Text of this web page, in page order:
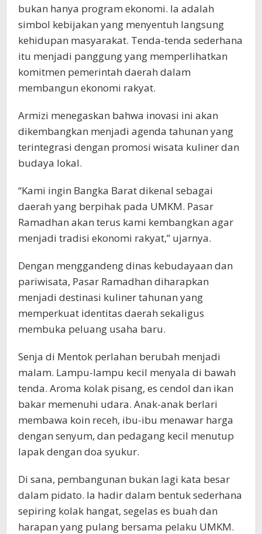
bukan hanya program ekonomi. Ia adalah
simbol kebijakan yang menyentuh langsung
kehidupan masyarakat. Tenda-tenda sederhana
itu menjadi panggung yang memperlihatkan
komitmen pemerintah daerah dalam
membangun ekonomi rakyat.
Armizi menegaskan bahwa inovasi ini akan
dikembangkan menjadi agenda tahunan yang
terintegrasi dengan promosi wisata kuliner dan
budaya lokal.
“Kami ingin Bangka Barat dikenal sebagai
daerah yang berpihak pada UMKM. Pasar
Ramadhan akan terus kami kembangkan agar
menjadi tradisi ekonomi rakyat,” ujarnya.
Dengan menggandeng dinas kebudayaan dan
pariwisata, Pasar Ramadhan diharapkan
menjadi destinasi kuliner tahunan yang
memperkuat identitas daerah sekaligus
membuka peluang usaha baru.
Senja di Mentok perlahan berubah menjadi
malam. Lampu-lampu kecil menyala di bawah
tenda. Aroma kolak pisang, es cendol dan ikan
bakar memenuhi udara. Anak-anak berlari
membawa koin receh, ibu-ibu menawar harga
dengan senyum, dan pedagang kecil menutup
lapak dengan doa syukur.
Di sana, pembangunan bukan lagi kata besar
dalam pidato. Ia hadir dalam bentuk sederhana
sepiring kolak hangat, segelas es buah dan
harapan yang pulang bersama pelaku UMKM.